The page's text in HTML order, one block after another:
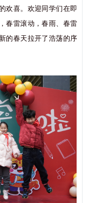
欢喜。欢迎同学们在即
春雷滚动，春雨、春雷
的春天拉开了浩荡的序